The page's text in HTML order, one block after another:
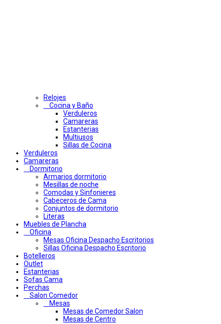
Relojes
Cocina y Baño
Verduleros
Camareras
Estanterias
Multiusos
Sillas de Cocina
Verduleros
Camareras
Dormitorio
Armarios dormitorio
Mesillas de noche
Comodas y Sinfonieres
Cabeceros de Cama
Conjuntos de dormitorio
Literas
Muebles de Plancha
Oficina
Mesas Oficina Despacho Escritorios
Sillas Oficina Despacho Escritorio
Botelleros
Outlet
Estanterias
Sofas Cama
Perchas
Salon Comedor
Mesas
Mesas de Comedor Salon
Mesas de Centro